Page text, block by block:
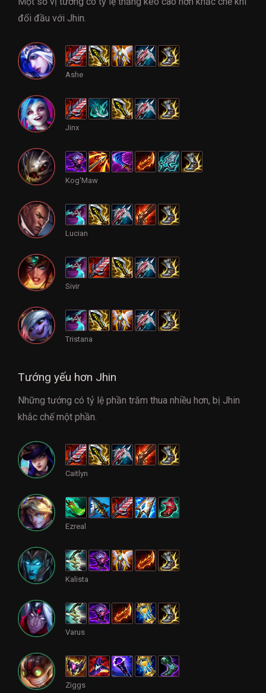
đối đầu với Jhin.
Ashe
Jinx
Kog'Maw
Lucian
Sivir
Tristana
Tướng yếu hơn Jhin
Những tướng có tỷ lệ phần trăm thua nhiều hơn, bị Jhin
khắc chế một phần.
Caitlyn
Ezreal
Kalista
Varus
Ziggs